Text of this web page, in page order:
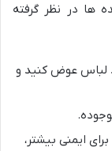
ها در نظر گرفته
لباس عوض کنید و
ایمنی بیشتر،